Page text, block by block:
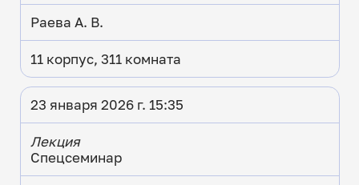
Раева А. В.
11 корпус, 311 комната
23 января 2026 г. 15:35
Лекция
Спецсеминар